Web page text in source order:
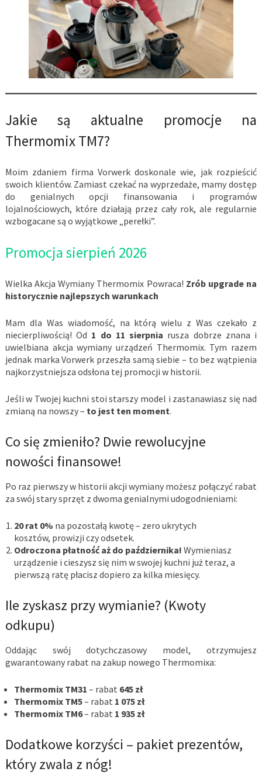
Jakie są aktualne promocje na
Thermomix TM7?
Moim zdaniem firma Vorwerk doskonale wie, jak rozpieścić
swoich klientów. Zamiast czekać na wyprzedaże, mamy dostęp
do genialnych opcji finansowania i programów
lojalnościowych, które działają przez cały rok, ale regularnie
wzbogacane są o wyjątkowe „perełki”.
Promocja sierpień 2026
Wielka Akcja Wymiany Thermomix Powraca! Zrób upgrade na
historycznie najlepszych warunkach
Mam dla Was wiadomość, na którą wielu z Was czekało z
niecierpliwością! Od 1 do 11 sierpnia rusza dobrze znana i
uwielbiana akcja wymiany urządzeń Thermomix. Tym razem
jednak marka Vorwerk przeszła samą siebie – to bez wątpienia
najkorzystniejsza odsłona tej promocji w historii.
Jeśli w Twojej kuchni stoi starszy model i zastanawiasz się nad
zmianą na nowszy – to jest ten moment.
Co się zmieniło? Dwie rewolucyjne
nowości finansowe!
Po raz pierwszy w historii akcji wymiany możesz połączyć rabat
za swój stary sprzęt z dwoma genialnymi udogodnieniami:
20 rat 0% na pozostałą kwotę – zero ukrytych
kosztów, prowizji czy odsetek.
Odroczona płatność aż do października! Wymieniasz
urządzenie i cieszysz się nim w swojej kuchni już teraz, a
pierwszą ratę płacisz dopiero za kilka miesięcy.
Ile zyskasz przy wymianie? (Kwoty
odkupu)
Oddając swój dotychczasowy model, otrzymujesz
gwarantowany rabat na zakup nowego Thermomixa:
Thermomix TM31 – rabat 645 zł
Thermomix TM5– rabat 1 075 zł
Thermomix TM6– rabat 1 935 zł
Dodatkowe korzyści – pakiet prezentów,
który zwala z nóg!